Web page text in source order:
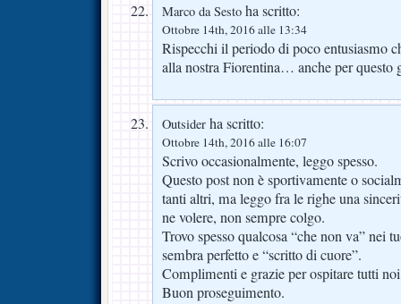
Marco da Sesto ha scritto:
Ottobre 14th, 2016 alle 13:34
Rispecchi il periodo di poco entusiasmo
alla nostra Fiorentina… anche per questo
Outsider ha scritto:
Ottobre 14th, 2016 alle 16:07
Scrivo occasionalmente, leggo spesso.
Questo post non è sportivamente o
tanti altri, ma leggo fra le righe una
ne volere, non sempre colgo.
Trovo spesso qualcosa “che non va” nei
sembra perfetto e “scritto di cuore”.
Complimenti e grazie per ospitare tutti
Buon proseguimento.